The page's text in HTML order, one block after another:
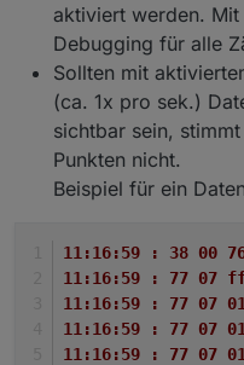
aktiviert werden.
Debugging für alle
Sollten mit
(ca. 1x pro sek.)
sichtbar sein,
Punkten nicht.
Beispiel für ein
11:16:59 : 38 00
11:16:59 : 77 07
11:16:59 : 77 07
11:16:59 : 77 07
11:16:59 : 77 07